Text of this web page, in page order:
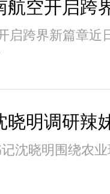
启跨界新篇章近
沈晓明围绕农